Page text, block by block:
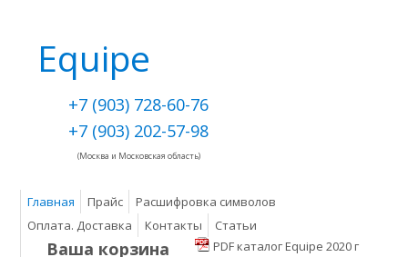
Equipe
+7 (903) 728-60-76
+7 (903) 202-57-98
(Москва и Московская область)
Главная Прайс
Расшифровка символов
Оплата. Доставка
Контакты Статьи
Ваша корзина PDF каталог Equipe 2020 г